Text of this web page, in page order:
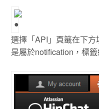
選擇「API」頁籤在下
是屬於notification，標